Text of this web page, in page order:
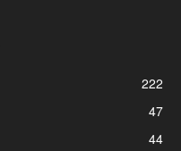
222
47
44